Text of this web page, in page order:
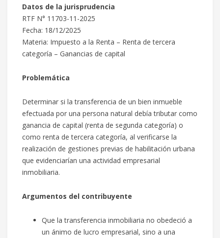
Datos de la jurisprudencia
RTF N° 11703-11-2025
Fecha: 18/12/2025
Materia: Impuesto a la Renta – Renta de tercera
categoría – Ganancias de capital
Problemática
Determinar si la transferencia de un bien inmueble
efectuada por una persona natural debía tributar como
ganancia de capital (renta de segunda categoría) o
como renta de tercera categoría, al verificarse la
realización de gestiones previas de habilitación urbana
que evidenciarían una actividad empresarial
inmobiliaria.
Argumentos del contribuyente
Que la transferencia inmobiliaria no obedeció a
un ánimo de lucro empresarial, sino a una